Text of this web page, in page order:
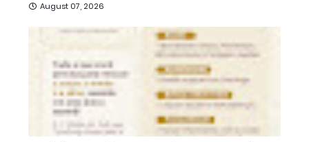
August 07, 2026